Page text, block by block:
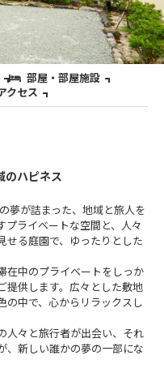
部屋・部屋施設
クセス
のハピネス
夢が詰まった、地域と旅人を
プライベートな空間と、人々
せる庭園で、ゆったりとした
在中のプライベートをしっか
提供します。広々とした敷地
の中で、心からリラックスし
人々と旅行者が出会い、それ
、新しい誰かの夢の一部にな